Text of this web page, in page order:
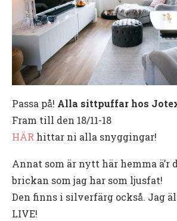
Passa på! Alla sittpuffar hos
Fram till den 18/11-18
HÄR hittar ni alla snyggingar!
Annat som är nytt här hemma ä’r
brickan som jag har som ljusfat!
Den finns i silverfärg också. Jag
LIVE!